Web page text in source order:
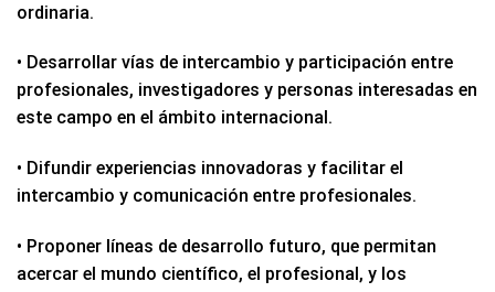
ordinaria.
• Desarrollar vías de intercambio y participación entre
profesionales, investigadores y personas interesadas en
este campo en el ámbito internacional.
• Difundir experiencias innovadoras y facilitar el
intercambio y comunicación entre profesionales.
• Proponer líneas de desarrollo futuro, que permitan
acercar el mundo científico, el profesional, y los